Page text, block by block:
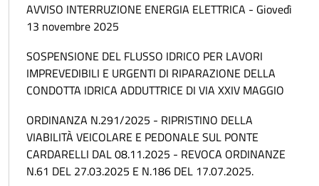
AVVISO INTERRUZIONE ENERGIA ELETTRICA - Giovedì
13 novembre 2025
SOSPENSIONE DEL FLUSSO IDRICO PER LAVORI
IMPREVEDIBILI E URGENTI DI RIPARAZIONE DELLA
CONDOTTA IDRICA ADDUTTRICE DI VIA XXIV MAGGIO
ORDINANZA N.291/2025 - RIPRISTINO DELLA
VIABILITÀ VEICOLARE E PEDONALE SUL PONTE
CARDARELLI DAL 08.11.2025 - REVOCA ORDINANZE
N.61 DEL 27.03.2025 E N.186 DEL 17.07.2025.